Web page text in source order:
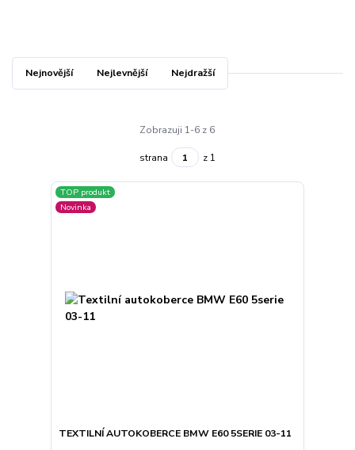
Nejnovější Nejlevnější Nejdražší
Zobrazuji 1-6 z 6
strana z 1
TOP produkt
Novinka
TEXTILNÍ AUTOKOBERCE BMW E60 5SERIE 03-11